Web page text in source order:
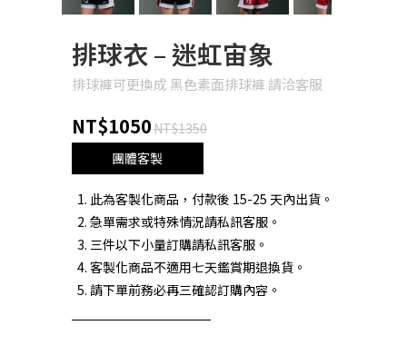
排球衣 – 迷虹宙象
排球褲可更換成 黑色素面排球褲 請洽客服
NT$1050NT$1350
團體客製
此為客製化商品，付款後 15-25 天內出貨。
急單需求或特殊情況請私訊客服。
三件以下小量訂購請私訊客服。
客製化商品不適用七天鑑賞期退換貨。
請下單前務必再三確認訂購內容。